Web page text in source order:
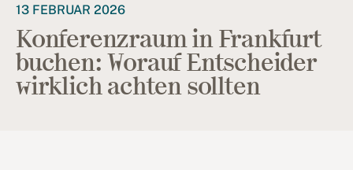
13 FEBRUAR 2026
Konferenzraum in Frankfurt
buchen: Worauf Entscheider
wirklich achten sollten